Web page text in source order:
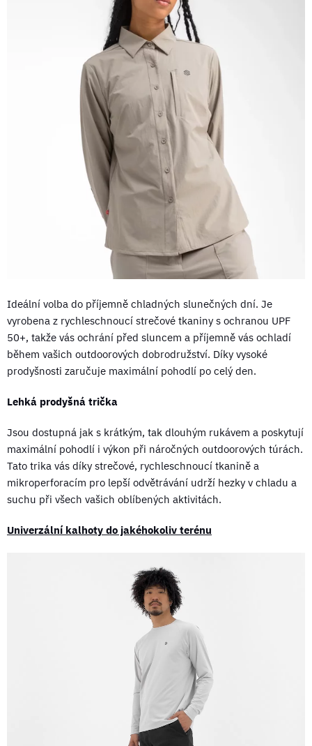
Ideální volba do příjemně chladných slunečných dní. Je
vyrobena z rychleschnoucí strečové tkaniny s ochranou UPF
50+, takže vás ochrání před sluncem a příjemně vás ochladí
během vašich outdoorových dobrodružství. Díky vysoké
prodyšnosti zaručuje maximální pohodlí po celý den.
Lehká prodyšná trička
Jsou dostupná jak s krátkým, tak dlouhým rukávem a poskytují
maximální pohodlí i výkon při náročných outdoorových túrách.
Tato trika vás díky strečové, rychleschnoucí tkanině a
mikroperforacím pro lepší odvětrávání udrží hezky v chladu a
suchu při všech vašich oblíbených aktivitách.
Univerzální kalhoty do jakéhokoliv terénu